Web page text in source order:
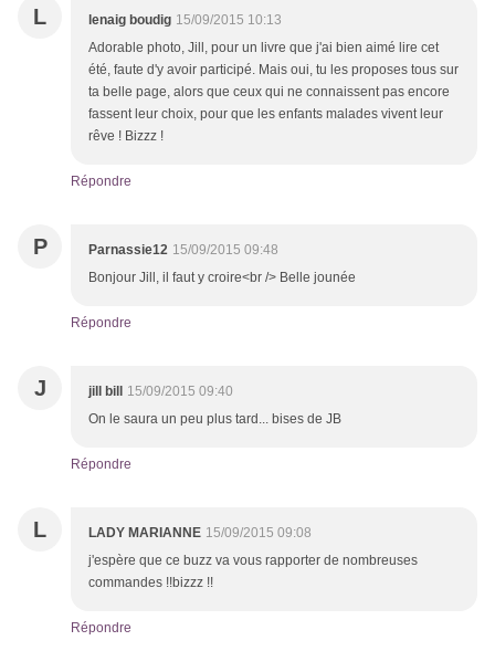
L lenaig boudig 15/09/2015 10:13
Adorable photo, Jill, pour un livre que j'ai bien aimé lire cet
été, faute d'y avoir participé. Mais oui, tu les proposes tous sur
ta belle page, alors que ceux qui ne connaissent pas encore
fassent leur choix, pour que les enfants malades vivent leur
rêve ! Bizzz !
Répondre
P Parnassie12 15/09/2015 09:48
Bonjour Jill, il faut y croire<br /> Belle jounée
Répondre
J jill bill
15/09/2015 09:40
On le saura un peu plus tard... bises de JB
Répondre
L LADY MARIANNE 15/09/2015 09:08
j'espère que ce buzz va vous rapporter de nombreuses
commandes !!bizzz !!
Répondre